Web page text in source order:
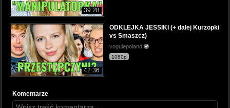
39:28
42:36
ODKLEJKA JESSIKI (+ dalej Kurzopki
vs Smaszcz)
vogulepoland
1080p
Komentarze